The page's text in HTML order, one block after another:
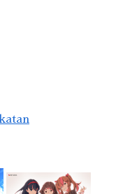
katan